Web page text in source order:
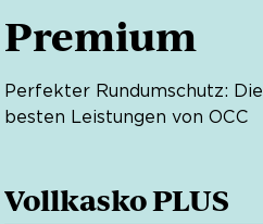
Premium
Perfekter Rundumschutz: Die
besten Leistungen von OCC
Vollkasko PLUS